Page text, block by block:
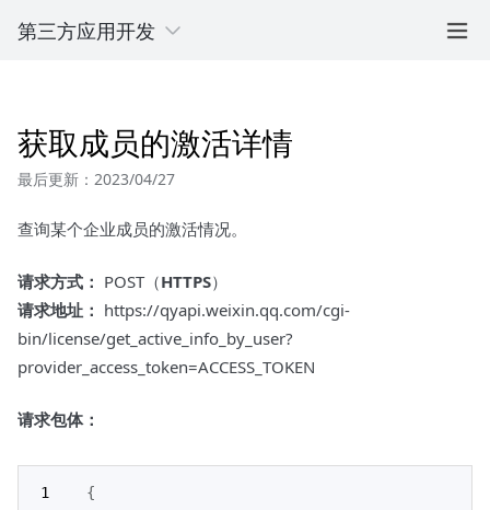
第三方应用开发
获取成员的激活详情
最后更新：2023/04/27
查询某个企业成员的激活情况。
请求方式： POST（HTTPS）
请求地址： https://qyapi.weixin.qq.com/cgi-
bin/license/get_active_info_by_user?
provider_access_token=ACCESS_TOKEN
请求包体：
{